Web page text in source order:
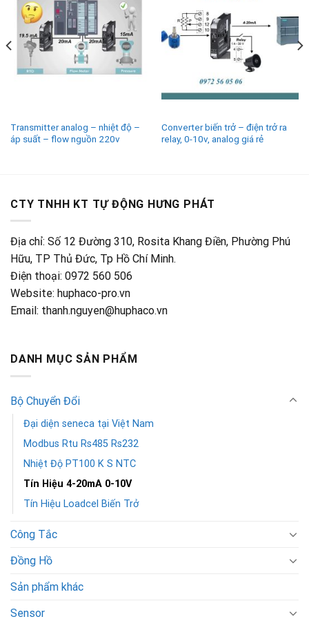
Transmitter analog – nhiệt độ –
áp suất – flow nguồn 220v
Converter biến trở – điện trở ra
relay, 0-10v, analog giá rẻ
CTY TNHH KT TỰ ĐỘNG HƯNG PHÁT
Địa chỉ: Số 12 Đường 310, Rosita Khang Điền, Phường Phú
Hữu, TP Thủ Đức, Tp Hồ Chí Minh.
Điện thoại: 0972 560 506
Website: huphaco-pro.vn
Email: thanh.nguyen@huphaco.vn
DANH MỤC SẢN PHẨM
Bộ Chuyển Đổi
Đại diện seneca tại Việt Nam
Modbus Rtu Rs485 Rs232
Nhiệt Độ PT100 K S NTC
Tín Hiệu 4-20mA 0-10V
Tín Hiệu Loadcel Biến Trở
Công Tắc
Đồng Hồ
Sản phẩm khác
Sensor